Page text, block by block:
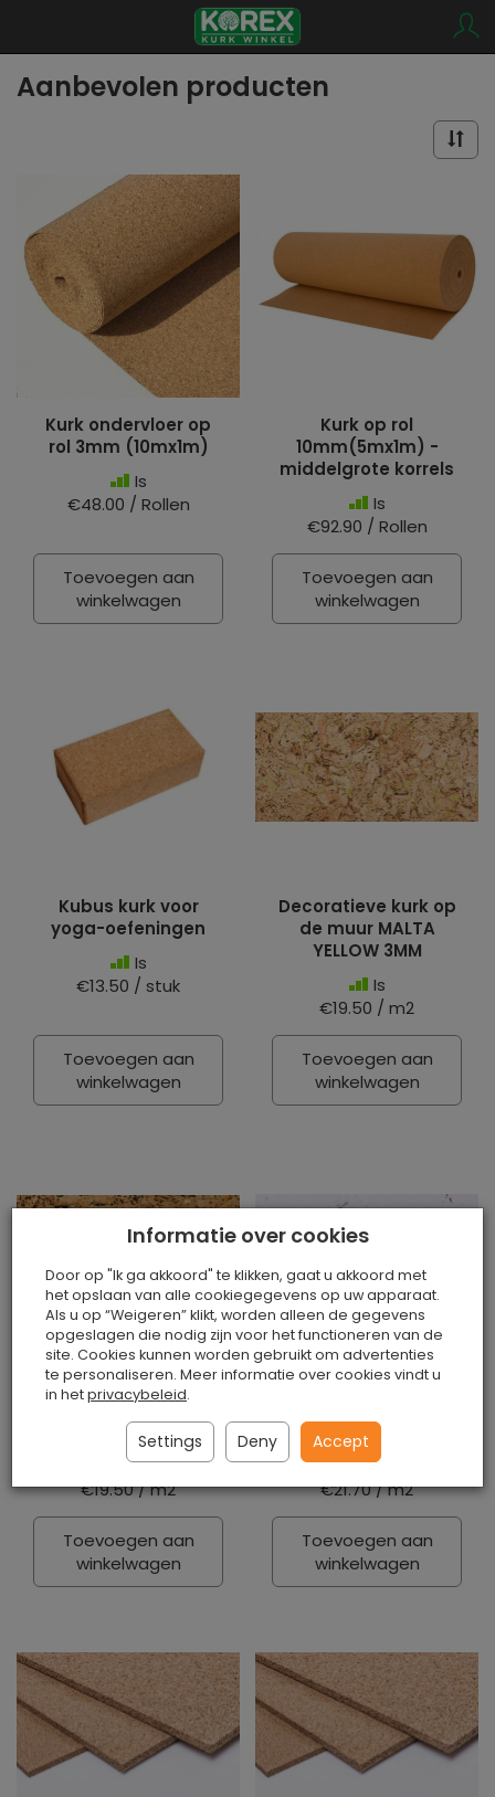
Aanbevolen producten
Kurk ondervloer op
rol 3mm (10mx1m)
Is
€48.00 / Rollen
Toevoegen aan
winkelwagen
Kurk op rol
10mm(5mx1m) -
middelgrote korrels
Is
€92.90 / Rollen
Toevoegen aan
winkelwagen
Kubus kurk voor
yoga-oefeningen
Is
€13.50 / stuk
Toevoegen aan
winkelwagen
Decoratieve kurk op
de muur MALTA
YELLOW 3MM
Is
€19.50 / m2
Toevoegen aan
winkelwagen
Decoratieve kurk op
de muur MALTA
BROWN 3MM
Is
€19.50 / m2
Toevoegen aan
winkelwagen
MALTA SNOW 3mm
Is
€21.70 / m2
Toevoegen aan
winkelwagen
Informatie over cookies
Door op "Ik ga akkoord" te klikken, gaat u akkoord met
het opslaan van alle cookiegegevens op uw apparaat.
Als u op “Weigeren” klikt, worden alleen de gegevens
opgeslagen die nodig zijn voor het functioneren van de
site. Cookies kunnen worden gebruikt om advertenties
te personaliseren. Meer informatie over cookies vindt u
in hetprivacybeleid.
Settings Deny Accept